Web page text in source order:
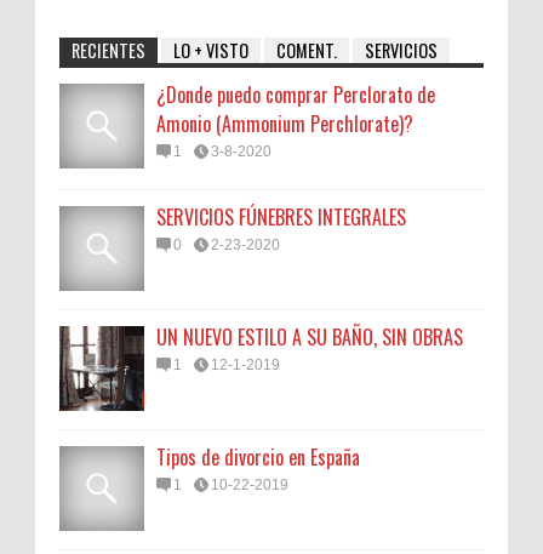
RECIENTES LO + VISTO COMENT. SERVICIOS
¿Donde puedo comprar Perclorato de
Amonio (Ammonium Perchlorate)?
1 3-8-2020
SERVICIOS FÚNEBRES INTEGRALES
0 2-23-2020
UN NUEVO ESTILO A SU BAÑO, SIN OBRAS
1 12-1-2019
Tipos de divorcio en España
1 10-22-2019